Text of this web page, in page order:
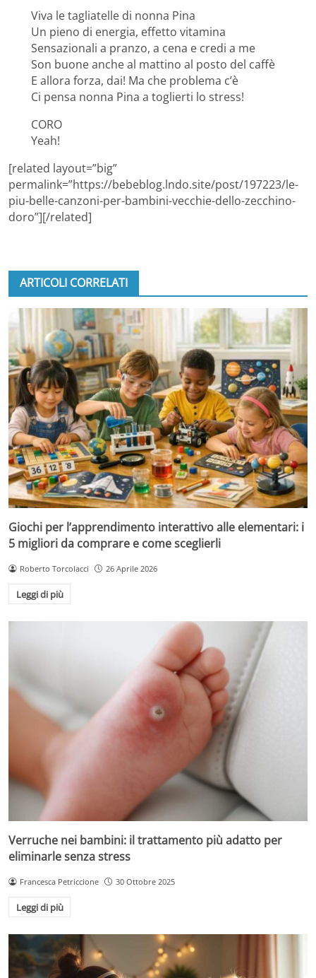
Viva le tagliatelle di nonna Pina
Un pieno di energia, effetto vitamina
Sensazionali a pranzo, a cena e credi a me
Son buone anche al mattino al posto del caffè
E allora forza, dai! Ma che problema c’è
Ci pensa nonna Pina a toglierti lo stress!
CORO
Yeah!
[related layout=”big”
permalink=”https://bebeblog.lndo.site/post/197223/le-
piu-belle-canzoni-per-bambini-vecchie-dello-zecchino-
doro”][/related]
ARTICOLI CORRELATI
Giochi per l’apprendimento interattivo alle elementari: i
5 migliori da comprare e come sceglierli
Roberto Torcolacci 26 Aprile 2026
Leggi di più
Verruche nei bambini: il trattamento più adatto per
eliminarle senza stress
Francesca Petriccione 30 Ottobre 2025
Leggi di più